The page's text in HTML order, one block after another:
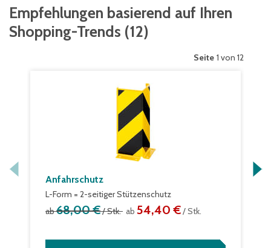
Empfehlungen basierend auf Ihren
Shopping-Trends (12)
Seite 1 von 12
Anfahrschutz
L-Form = 2-seitiger Stützenschutz
ab68,00 €/ Stk. ab 54,40 €/ Stk.